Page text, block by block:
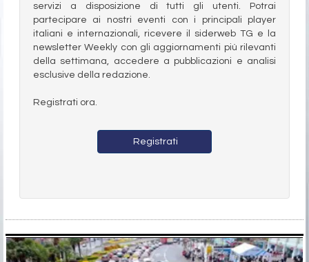
servizi a disposizione di tutti gli utenti. Potrai
partecipare ai nostri eventi con i principali player
italiani e internazionali, ricevere il siderweb TG e la
newsletter Weekly con gli aggiornamenti più rilevanti
della settimana, accedere a pubblicazioni e analisi
esclusive della redazione.
Registrati ora.
Registrati